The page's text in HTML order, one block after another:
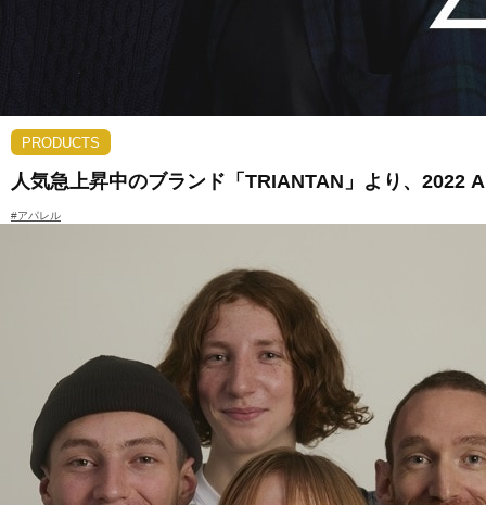
PRODUCTS
人気急上昇中のブランド「TRIANTAN」より、2022
#アパレル